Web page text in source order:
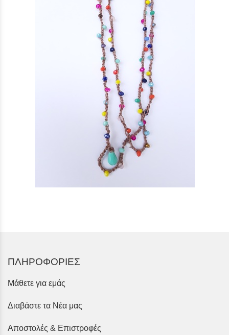
ΠΛΗΡΟΦΟΡΙΕΣ
Μάθετε για εμάς
Διαβάστε τα Νέα μας
Αποστολές & Επιστροφές